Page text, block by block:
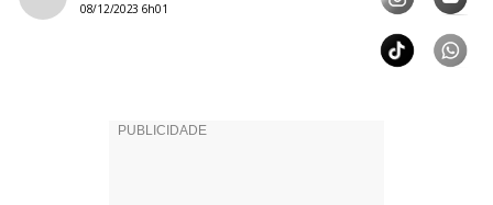
08/12/2023 6h01